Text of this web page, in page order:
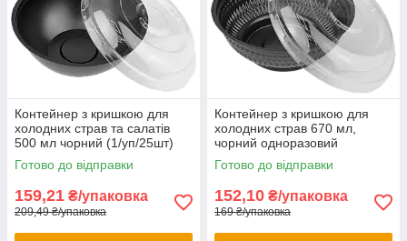
Контейнер з кришкою для
холодних страв та салатів
500 мл чорний (1/уп/25шт)
Готово до відправки
159,21 ₴/упаковка
209,49 ₴/упаковка
Контейнер з кришкою для
холодних страв 670 мл,
чорний одноразовий
салатник (1/уп/25шт)
Готово до відправки
152,10 ₴/упаковка
169 ₴/упаковка